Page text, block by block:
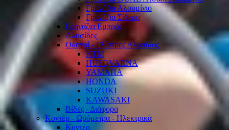
Γρανάζια Αλουμίνιο
Γρανάζια Σίδερο
Γρανάζια Εμπρός
Αλυσίδες
Οδηγοί - Γλίστρες Αλυσίδας
KTM
HUSQVARNA
YAMAHA
HONDA
SUZUKI
KAWASAKI
Βίδες - Διάφορα
Κοντέρ - Ωρόμετρα - Ηλεκτρικά
Κοντέρ